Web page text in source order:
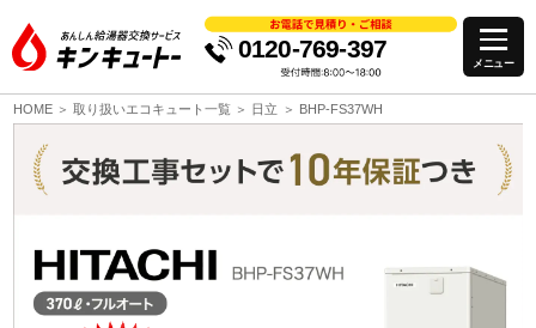
0120-769-397
HOME 取り扱いエコキュート一覧 日立 BHP-FS37WH